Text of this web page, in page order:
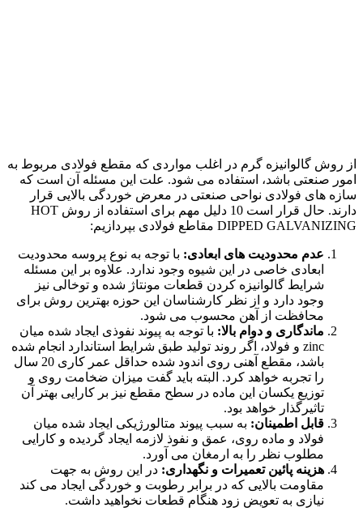
از روش گالوانیزه گرم در اغلب مواردی که مقطع فولادی مربوط به
امور صنعتی باشد، استفاده می شود. علت این مسئله آن است که
سازه های فولادی نواحی صنعتی در معرض خوردگی بالایی قرار
دارند. حال قرار است 10 دلیل مهم برای استفاده از روش HOT
DIPPED GALVANIZING مقاطع فولادی بپردازیم:
عدم محدودیت های ابعادی: با توجه به نوع پروسه محدودیت
ابعادی خاصی در این شیوه وجود ندارد. علاوه بر این مسئله
شرایط گالوانیزه کردن قطعات مونتاژ شده و توخالی نیز
وجود دارد و از نظر کارشناسان این حوزه بهترین روش برای
محافظت از آهن محسوب می شود.
ماندگاری و دوام بالا: با توجه به پیوند نفوذی ایجاد شده میان
zinc و فولاد، اگر روند تولید طبق شرایط استاندارد انجام شده
باشد، مقطع آهنی روی اندود شده حداقل عمر کاری 20 سال
را تجربه خواهد کرد. البته باید گفت میزان ضخامت روی و
توزیع یکسان این ماده در سطح مقطع نیز بر کارایی بهتر آن
تاثیرگذار خواهد بود.
قابل اطمینان: به سبب پیوند متالورژیکی ایجاد شده میان
فولاد و ماده روی، عمق و نفوذ لازمه ایجاد گردیده و کارایی
مطلوب نظر را به ارمغان می آورد.
هزینه پائین تعمیرات و نگهداری: در این روش به جهت
مقاومت بالایی که در برابر رطوبت و خوردگی ایجاد می کند
نیازی به تعویض زود هنگام قطعات نخواهید داشت.